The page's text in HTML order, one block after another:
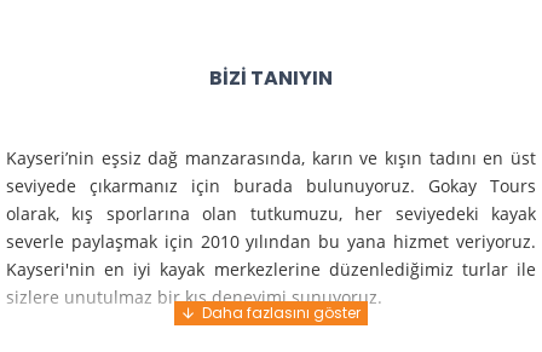
BIZI TANIYIN
Kayseri’nin eşsiz dağ manzarasında, karın ve kışın tadını en üst
seviyede çıkarmanız için burada bulunuyoruz. Gokay Tours
olarak, kış sporlarına olan tutkumuzu, her seviyedeki kayak
severle paylaşmak için 2010 yılından bu yana hizmet veriyoruz.
Kayseri'nin en iyi kayak merkezlerine düzenlediğimiz turlar ile
sizlere unutulmaz bir kış deneyimi sunuyoruz.